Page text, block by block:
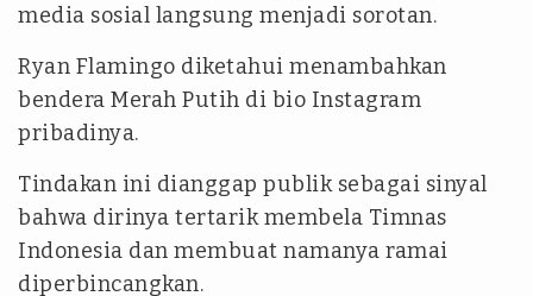
media sosial langsung menjadi sorotan.
Ryan Flamingo diketahui menambahkan
bendera Merah Putih di bio Instagram
pribadinya.
Tindakan ini dianggap publik sebagai sinyal
bahwa dirinya tertarik membela Timnas
Indonesia dan membuat namanya ramai
diperbincangkan.